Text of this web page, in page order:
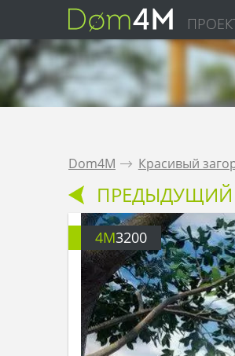
Dom4M . Красивый
ПРЕДЫДУЩИЙ
4M3200